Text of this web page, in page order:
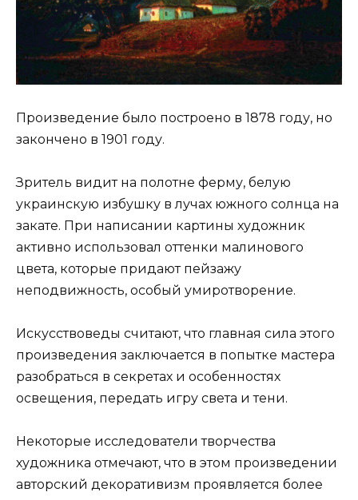
Произведение было построено в 1878 году, но
закончено в 1901 году.
Зритель видит на полотне ферму, белую
украинскую избушку в лучах южного солнца на
закате. При написании картины художник
активно использовал оттенки малинового
цвета, которые придают пейзажу
неподвижность, особый умиротворение.
Искусствоведы считают, что главная сила этого
произведения заключается в попытке мастера
разобраться в секретах и ​​особенностях
освещения, передать игру света и тени.
Некоторые исследователи творчества
художника отмечают, что в этом произведении
авторский декоративизм проявляется более